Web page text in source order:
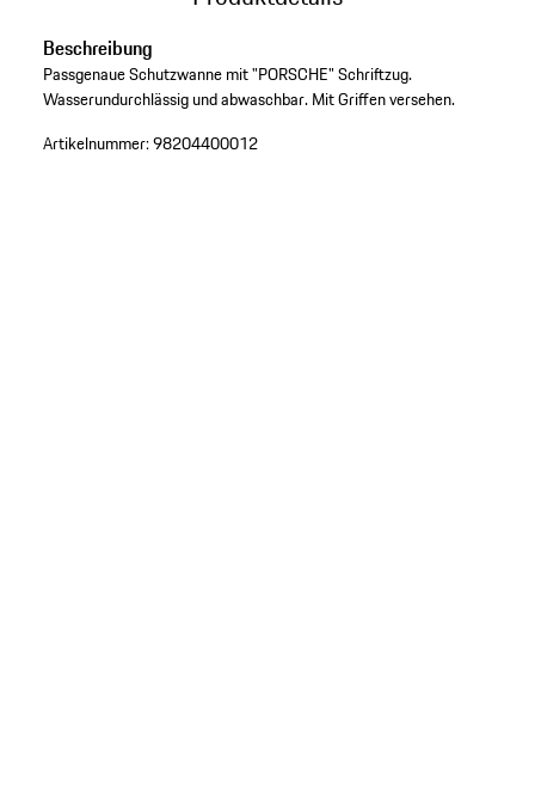
Beschreibung
Passgenaue Schutzwanne mit "PORSCHE" Schriftzug.
Wasserundurchlässig und abwaschbar. Mit Griffen versehen.
Artikelnummer:98204400012